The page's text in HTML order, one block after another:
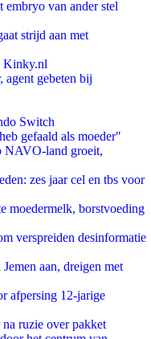
van ander stel
strijd aan met
Kinky.nl
gebeten bij
Switch
gefaald als moeder"
NAVO-land groeit,
zes jaar cel en tbs voor
moedermelk, borstvoeding
verspreiden desinformatie
aan, dreigen met
afpersing 12-jarige
ruzie over pakket